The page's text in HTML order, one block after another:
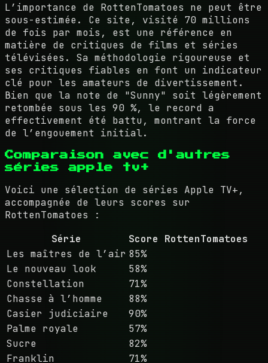
L’importance de RottenTomatoes ne peut être
sous-estimée. Ce site, visité 70 millions
de fois par mois, est une référence en
matière de critiques de films et séries
télévisées. Sa méthodologie rigoureuse et
ses critiques fiables en font un indicateur
clé pour les amateurs de divertissement.
Bien que la note de "Sunny" soit légèrement
retombée sous les 90 %, le record a
effectivement été battu, montrant la force
de l’engouement initial.
Comparaison avec d'autres
séries apple tv+
Voici une sélection de séries Apple TV+,
accompagnée de leurs scores sur
RottenTomatoes :
Série
Score RottenTomatoes
Les maîtres de l’air 85%
Le nouveau look
58%
Constellation
71%
Chasse à l’homme
88%
Casier judiciaire
90%
Palme royale
57%
Sucre
82%
Franklin
71%